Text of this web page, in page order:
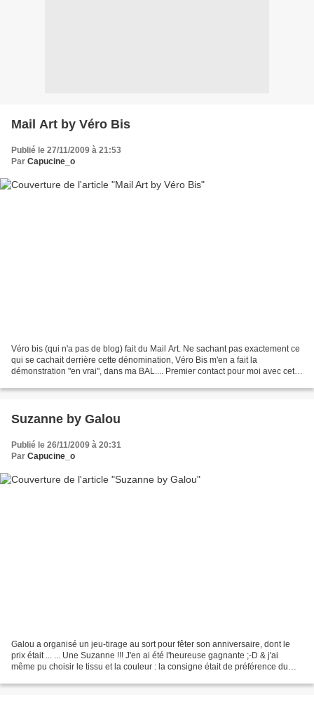
Mail Art by Véro Bis
Publié le 27/11/2009 à 21:53
Par Capucine_o
Véro bis (qui n'a pas de blog) fait du Mail Art. Ne sachant pas exactement ce
qui se cachait derrière cette dénomination, Véro Bis m'en a fait la
démonstration "en vrai", dans ma BAL.... Premier contact pour moi avec cet
Suzanne by Galou
Publié le 26/11/2009 à 20:31
Par Capucine_o
Galou a organisé un jeu-tirage au sort pour fêter son anniversaire, dont le
prix était ... ... Une Suzanne !!! J'en ai été l'heureuse gagnante ;-D & j'ai
même pu choisir le tissu et la couleur : la consigne était de préférence du